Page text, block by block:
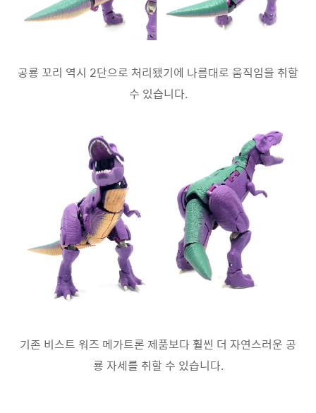
공룡 꼬리 역시 2단으로 처리됐기에 나름대로 움직임을 취할
수 있습니다.
기존 비스트 워즈 메가트론 제품보다 훨씬 더 자연스러운 공
룡 자세를 취할 수 있습니다.